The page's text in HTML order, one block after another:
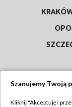
Szanujemy Twoją
Kliknij "Akceptuję i